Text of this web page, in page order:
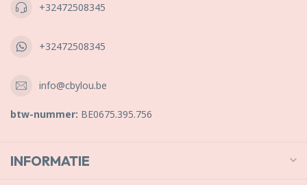
+32472508345
+32472508345
info@cbylou.be
btw-nummer: BE0675.395.756
INFORMATIE